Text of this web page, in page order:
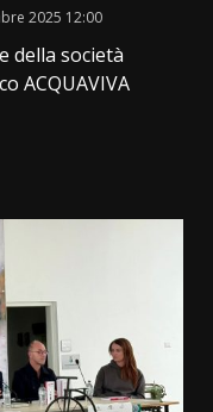
2025 12:00
della società
ACQUAVIVA